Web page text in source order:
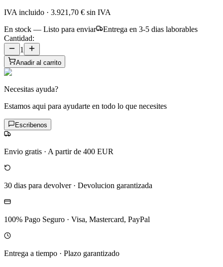
IVA incluido · 3.921,70 € sin IVA
En stock — Listo para enviar
Entrega en 3-5 dias laborables
Cantidad:
1
Anadir al carrito
Necesitas ayuda?
Estamos aqui para ayudarte en todo lo que necesites
Escribenos
Envio gratis · A partir de 400 EUR
30 dias para devolver· Devolucion garantizada
100% Pago Seguro · Visa, Mastercard, PayPal
Entrega a tiempo · Plazo garantizado